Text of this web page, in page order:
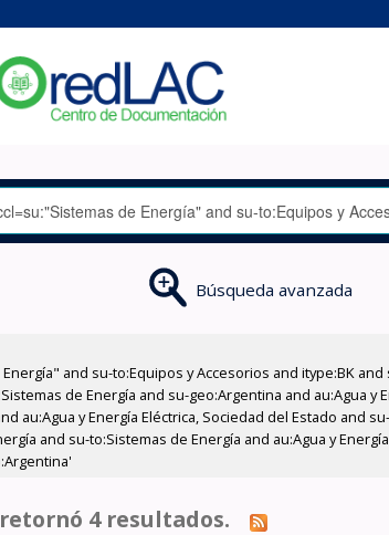
Búsqueda avanzada
and su-to:Equipos y Accesorios and itype:BK and
de Energía and su-geo:Argentina and au:Agua y
au:Agua y Energía Eléctrica, Sociedad del Estado and
and su-to:Sistemas de Energía and au:Agua y
4 resultados.